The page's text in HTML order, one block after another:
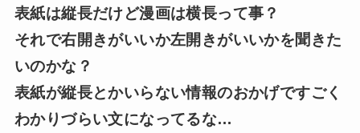
表紙は縦長だけど漫画は横長って事？
それで右開きがいいか左開きがいいかを聞きた
いのかな？
表紙が縦長とかいらない情報のおかげですごく
わかりづらい文になってるな…